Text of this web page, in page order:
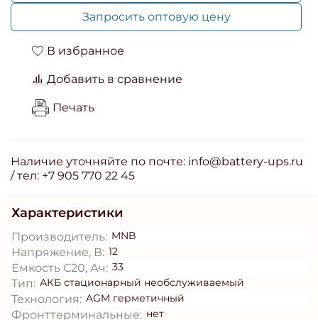
Запросить оптовую цену
В избранное
Добавить в сравнение
Печать
Наличие уточняйте по почте: info@battery-ups.ru
/ тел: +7 905 770 22 45
Характеристики
Производитель: MNB
Напряжение, В: 12
Емкость С20, Ач: 33
Тип: АКБ стационарный необслуживаемый
Технология: AGM герметичный
Фронттерминальные: нет